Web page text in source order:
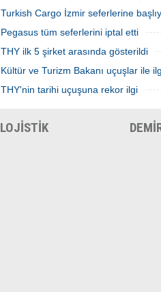
Turkish Cargo İzmir seferlerine
Pegasus tüm seferlerini iptal etti
THY ilk 5 şirket arasında gösterildi
Kültür ve Turizm Bakanı uçuşlar ile
THY'nin tarihi uçuşuna rekor ilgi
LOJİSTİK